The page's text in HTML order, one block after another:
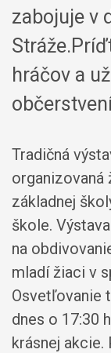
zabojuje v
hráčov a
Tradičná
organizovaná
základnej
škole.
na
mladí žiaci v
Osvetľovanie
dnes o 17:30
krásnej